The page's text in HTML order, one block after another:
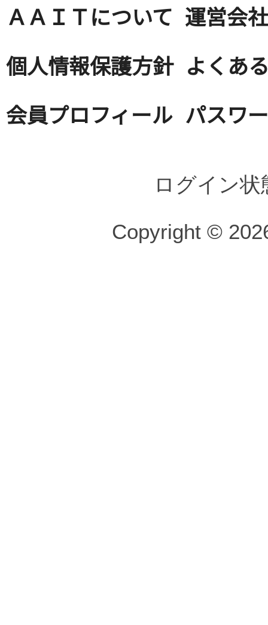
ＡＡＩＴについて 運営会社
個人情報保護方針 よくあ
会員プロフィール パスワ
ログイン
Copyright ©